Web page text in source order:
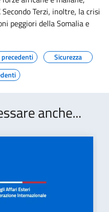
Terzi, inoltre, la crisi
peggiori della Somalia e
Sicurezza
anche...